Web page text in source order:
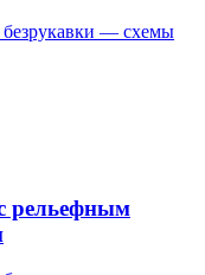
— схемы
рельефным